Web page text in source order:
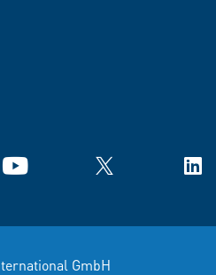
YouTube X
GmbH